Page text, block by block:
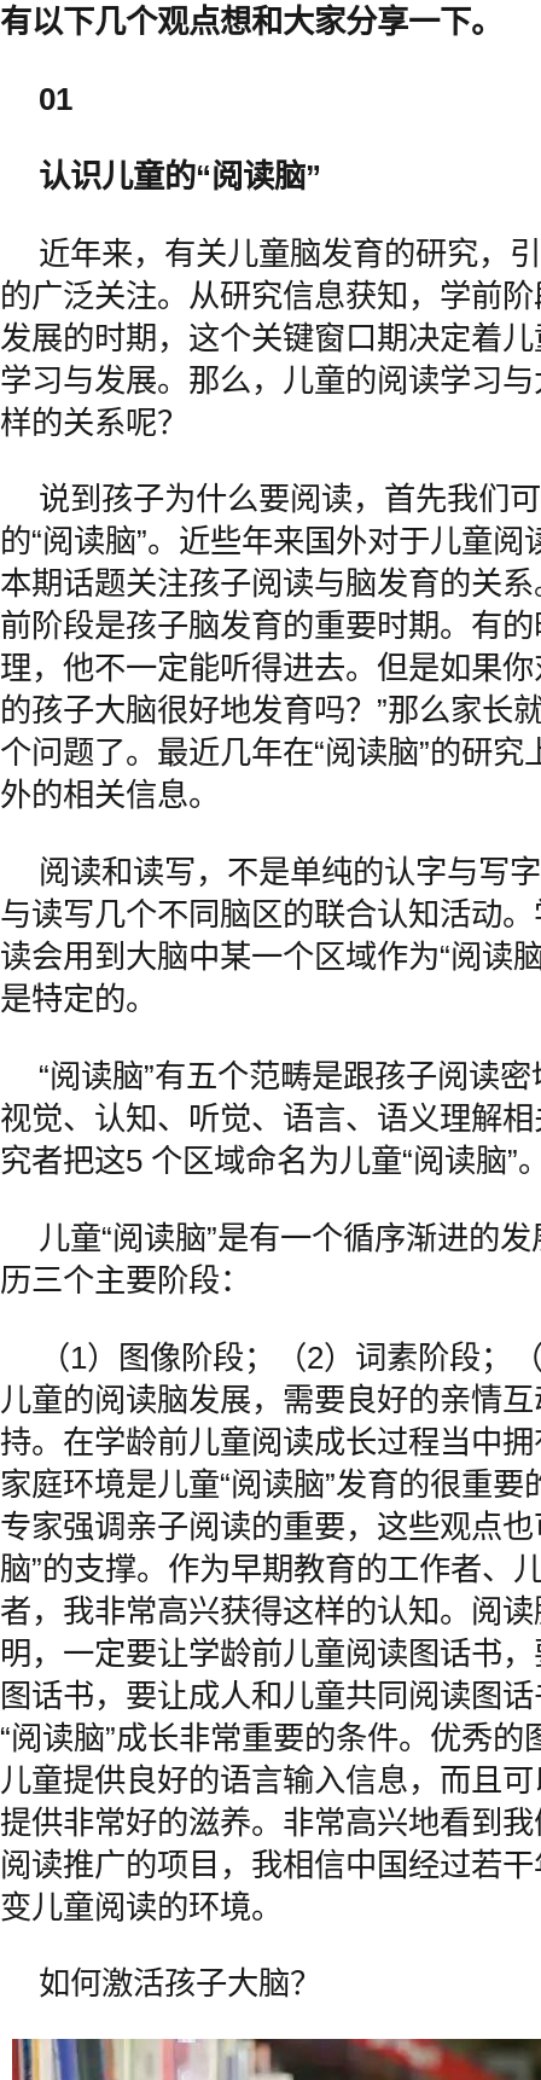
有以下几个观点想和大家分享一下。
01
认识儿童的“阅读脑”
近年来，有关儿童脑发育的研究，
的广泛关注。从研究信息获知，学前
发展的时期，这个关键窗口期决定着
学习与发展。那么，儿童的阅读学习
样的关系呢？
说到孩子为什么要阅读，首先我们
的“阅读脑”。近些年来国外对于儿童
本期话题关注孩子阅读与脑发育的关
前阶段是孩子脑发育的重要时期。有
理，他不一定能听得进去。但是如果
的孩子大脑很好地发育吗？”那么家长
个问题了。最近几年在“阅读脑”的研究
外的相关信息。
阅读和读写，不是单纯的认字与写
与读写几个不同脑区的联合认知活动
读会用到大脑中某一个区域作为“阅读
是特定的。
“阅读脑”有五个范畴是跟孩子阅读
视觉、认知、听觉、语言、语义理解
究者把这5 个区域命名为儿童“阅读脑”
儿童“阅读脑”是有一个循序渐进的
历三个主要阶段：
（1）图像阶段；（2）词素阶段；
儿童的阅读脑发展，需要良好的亲情
持。在学龄前儿童阅读成长过程当中
家庭环境是儿童“阅读脑”发育的很重
专家强调亲子阅读的重要，这些观点
脑”的支撑。作为早期教育的工作者、
者，我非常高兴获得这样的认知。阅
明，一定要让学龄前儿童阅读图话书
图话书，要让成人和儿童共同阅读图
“阅读脑”成长非常重要的条件。优秀的
儿童提供良好的语言输入信息，而且
提供非常好的滋养。非常高兴地看到
阅读推广的项目，我相信中国经过若
变儿童阅读的环境。
如何激活孩子大脑？